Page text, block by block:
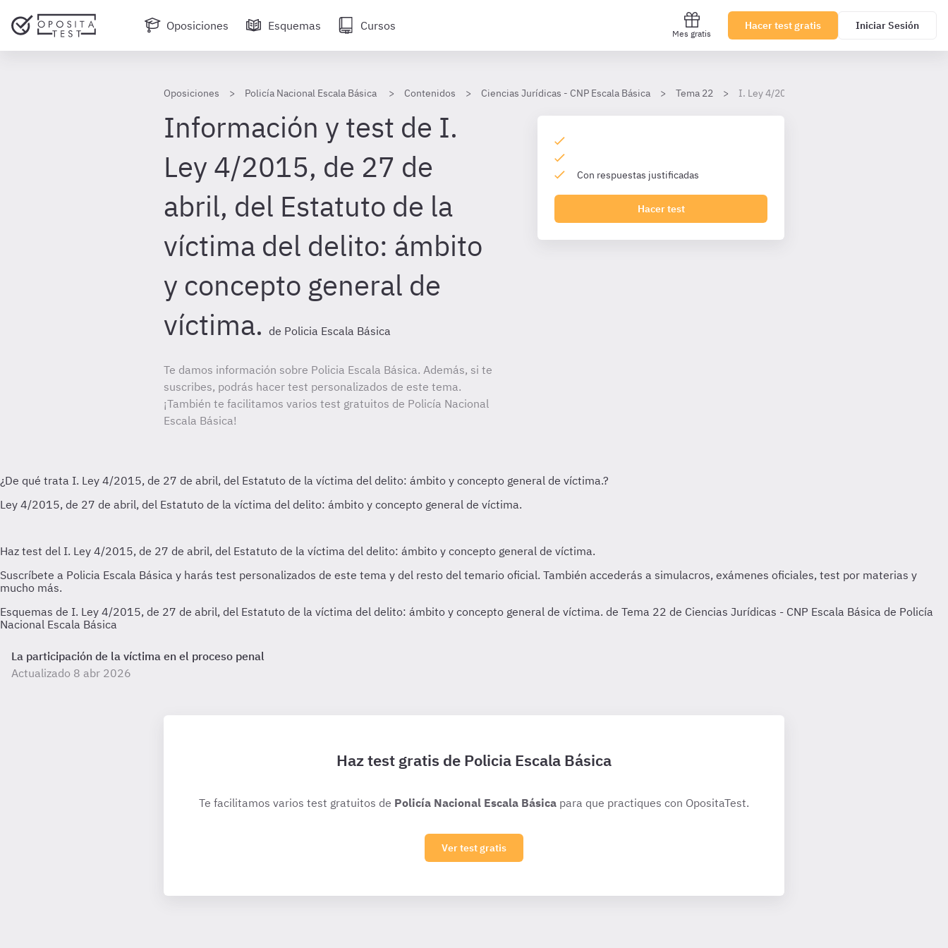
Oposiciones Esquemas Cursos
Mes gratis
Hacer test gratis Iniciar Sesión
Oposiciones Policía Nacional Escala Básica Contenidos Ciencias Jurídicas - CNP Escala Básica Tema 22 I. Ley 4/2015, de 27 de abril, del Estatuto de
Información y test de I.
Ley 4/2015, de 27 de
abril, del Estatuto de la
víctima del delito: ámbito
y concepto general de
víctima. de Policia Escala Básica
Te damos información sobre Policia Escala Básica. Además, si te
suscribes, podrás hacer test personalizados de este tema.
¡También te facilitamos varios test gratuitos de Policía Nacional
Escala Básica!
Con respuestas justificadas
Hacer test
Esquemas de I. Ley 4/2015, de 27 de abril, del Estatuto de la víctima del delito: ámbito y concepto general de víctima. de Tema 22 de Ciencias Jurídicas - CNP Escala Básica de Policía
Nacional Escala Básica
La participación de la víctima en el proceso penal
Actualizado 8 abr 2026
Haz test gratis de Policia Escala Básica
Te facilitamos varios test gratuitos de Policía Nacional Escala Básica para que practiques con OpositaTest.
Ver test gratis